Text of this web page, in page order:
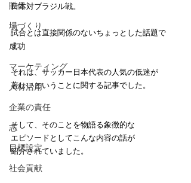
販促
場づくり
成功
マーケティング
人材活用
企業の責任
志
目標設定
社会貢献
日本対ブラジル戦。
試合とは直接関係のないちょっとした話題で
す。
それは、サッカー日本代表の人気の低迷が
著しいということに関する記事でした。
そして、そのことを物語る象徴的な
エピソードとしてこんな内容の話が
紹介されていました。